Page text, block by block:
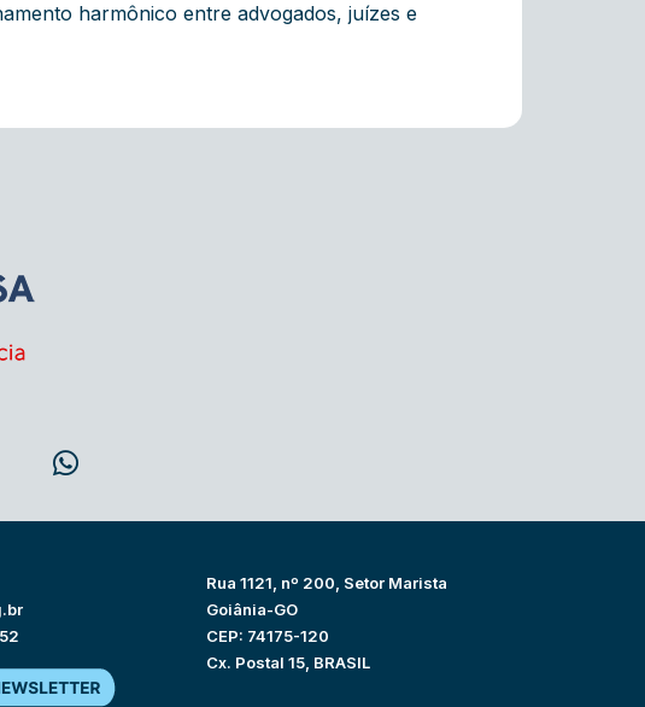
harmônico entre advogados, juízes e
Rua 1121, nº 200, Setor Marista
Goiânia-GO
CEP: 74175-120
Cx. Postal 15, BRASIL